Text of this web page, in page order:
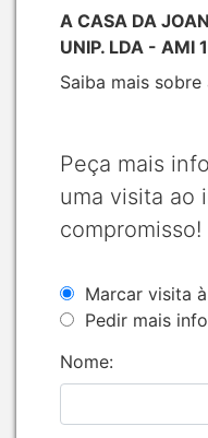
A CASA DA
UNIP. LDA - AMI
Saiba mais sobre
Peça mais
uma visita ao
compromisso!
Marcar visita
Pedir mais
Nome: